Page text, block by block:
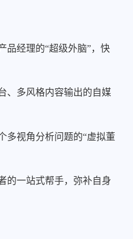
品经理的“超级外脑”，快
、多风格内容输出的自媒
多视角分析问题的“虚拟董
的一站式帮手，弥补自身